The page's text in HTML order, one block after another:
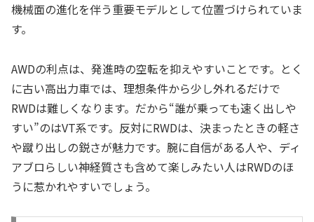
機械面の進化を伴う重要モデルとして位置づけられていま
す。
AWDの利点は、発進時の空転を抑えやすいことです。とく
に古い高出力車では、理想条件から少し外れるだけで
RWDは難しくなります。だから“誰が乗っても速く出しや
すい”のはVT系です。反対にRWDは、決まったときの軽さ
や蹴り出しの鋭さが魅力です。腕に自信がある人や、ディ
アブロらしい神経質さも含めて楽しみたい人はRWDのほ
うに惹かれやすいでしょう。